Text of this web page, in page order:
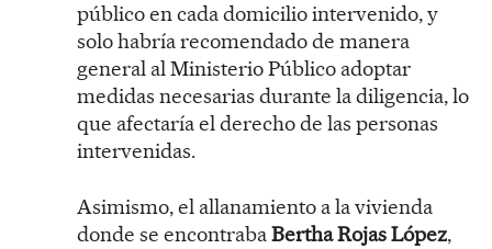
público en cada domicilio intervenido, y
solo habría recomendado de manera
general al Ministerio Público adoptar
medidas necesarias durante la diligencia, lo
que afectaría el derecho de las personas
intervenidas.
Asimismo, el allanamiento a la vivienda
donde se encontrabaBertha Rojas López,